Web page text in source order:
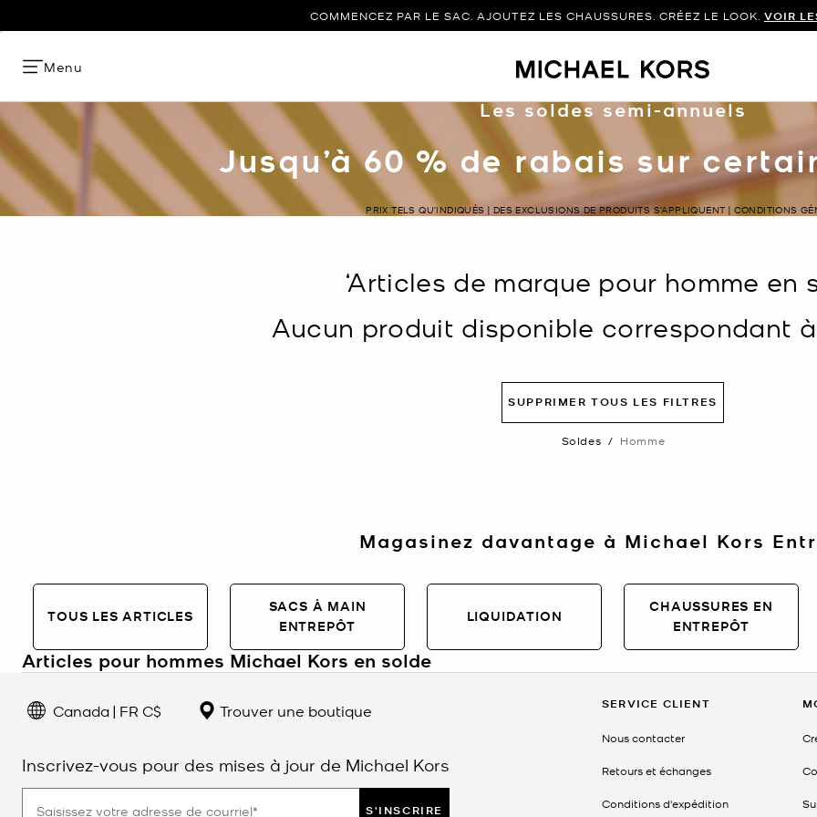
COMMENCEZ PAR LE SAC. AJOUTEZ LES CHAUSSURES. CRÉEZ LE LOOK. VOIR
Menu
Les soldes semi-annuels
Jusqu’à 60 % de rabais sur
PRIX TELS QU’INDIQUÉS | DES EXCLUSIONS DE PRODUITS S’APPLIQUENT | CONDITIONS
‘Articles de marque pour homme en
Aucun produit disponible correspondant
SUPPRIMER TOUS LES FILTRES
Soldes / Homme
Magasinez davantage à Michael Kors
TOUS LES ARTICLES
SACS À MAIN
ENTREPÔT
LIQUIDATION
CHAUSSURES EN
ENTREPÔT
Articles pour hommes Michael Kors en solde
La collection pour hommes Michael Kors en solde propose des essentiels raffinés à des prix réduits pour une durée limitée. Des sacs à
passant par les montres, les portefeuilles et les vêtements d’extérieur, cette sélection offre le savoir-faire emblématique de Michael Kors
authentiques.
FAQ sur les modèles pour hommes Michael Kors en solde
Canada | FR C$ Trouver une boutique
Inscrivez-vous pour des mises à jour de Michael Kors
S'INSCRIRE
SERVICE CLIENT
Nous contacter
Retours et échanges
Conditions d'expédition